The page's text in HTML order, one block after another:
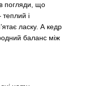
погляди, що
і
ласку. А кедр
баланс між